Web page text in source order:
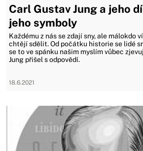
Carl Gustav Jung a jeho
jeho symboly
Každému z nás se zdají sny, ale málokdo
chtějí sdělit. Od počátku historie se lidé
se to ve spánku našim myslím vůbec
Jung přišel s odpovědí.
18.6.2021